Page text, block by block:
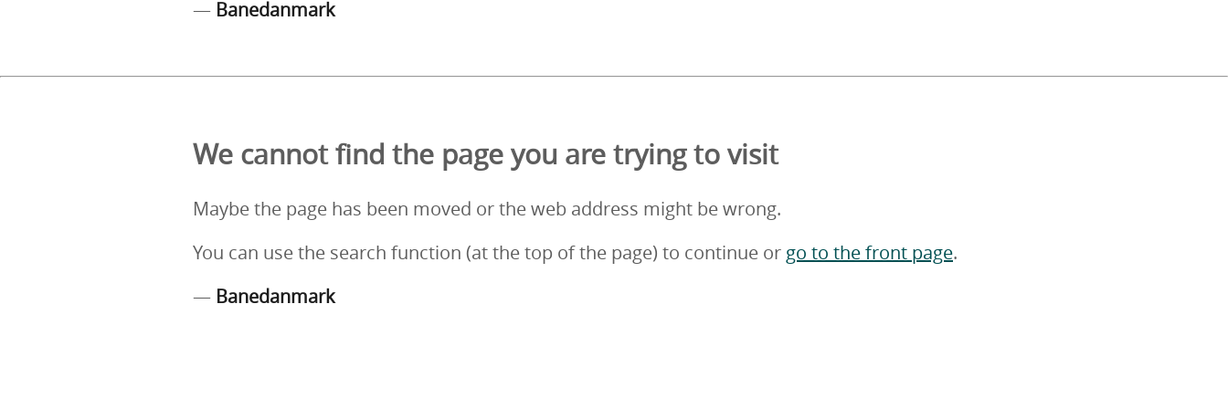
— Banedanmark
We cannot find the page you are trying to visit
Maybe the page has been moved or the web address might be wrong.
You can use the search function (at the top of the page) to continue or go to the front page.
— Banedanmark